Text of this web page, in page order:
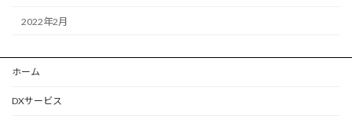
2022年2月
ホーム
DXサービス